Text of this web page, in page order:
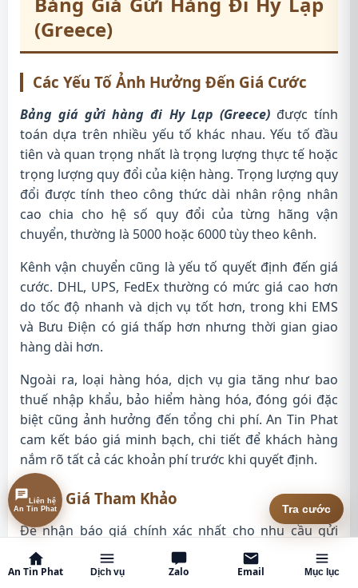
(Greece)
Các Yếu Tố Ảnh Hưởng Đến Giá Cước
Bảng giá gửi hàng đi Hy Lạp (Greece)được tính
toán dựa trên nhiều yếu tố khác nhau. Yếu tố đầu
tiên và quan trọng nhất là trọng lượng thực tế hoặc
trọng lượng quy đổi của kiện hàng. Trọng lượng quy
đổi được tính theo công thức dài nhân rộng nhân
cao chia cho hệ số quy đổi của từng hãng vận
chuyển, thường là 5000 hoặc 6000 tùy theo kênh.
Kênh vận chuyển cũng là yếu tố quyết định đến giá
cước. DHL, UPS, FedEx thường có mức giá cao hơn
do tốc độ nhanh và dịch vụ tốt hơn, trong khi EMS
và Bưu Điện có giá thấp hơn nhưng thời gian giao
hàng dài hơn.
Ngoài ra, loại hàng hóa, dịch vụ gia tăng như bao
thuế nhập khẩu, bảo hiểm hàng hóa, đóng gói đặc
biệt cũng ảnh hưởng đến tổng chi phí. An Tin Phat
cam kết báo giá minh bạch, chi tiết để khách hàng
nắm rõ tất cả các khoản phí trước khi quyết định.
Báo Giá Tham Khảo
Để nhận báo giá chính xác nhất cho nhu cầu gửi
hàng của bạn, vui lòng liên hệ trực tiếp với An Tin
Phat qua hotline hoặc email. Chúng tôi sẽ tính toán
An Tin Phat Dịch vụ Zalo Email Mục lục
Tra cước
Liên hệ
An Tin Phat